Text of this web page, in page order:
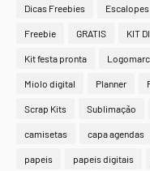
Dicas Freebies Escalopes
Freebie GRATIS KIT
Kit festa pronta
Miolo digital Planner
Scrap Kits Sublimação
camisetas capa agendas
papeis papeis digitais